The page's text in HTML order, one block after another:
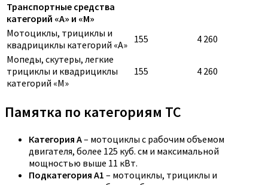
Транспортные средства
категорий «A» и «M»
Мотоциклы, трициклы и
квадрициклы категорий «A» 155
4 260
Мопеды, скутеры, легкие
трициклы и квадрициклы
категорий «M»
155 4 260
Памятка по категориям ТС
Категория A– мотоциклы с рабочим объемом
двигателя, более 125 куб. см и максимальной
мощностью выше 11 кВт.
Подкатегория A1 – мотоциклы, трициклы и